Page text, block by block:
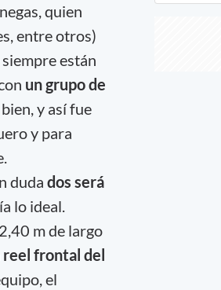
quien
entre otros)
están
un grupo de
y así fue
y para
duda dos será
lo ideal.
m de largo
reel frontal del
el